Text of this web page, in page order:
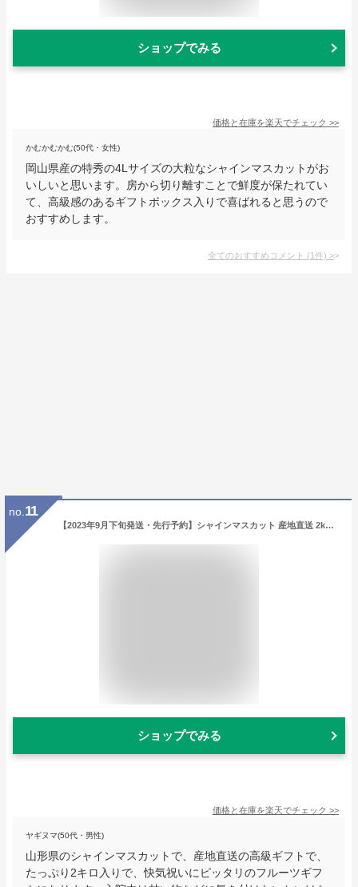
ショップでみる
価格と在庫を楽天でチェック >>
かむかむかむ(50代・女性)
岡山県産の特秀の4Lサイズの大粒なシャインマスカットがお
いしいと思います。房から切り離すことで鮮度が保たれてい
て、高級感のあるギフトボックス入りで喜ばれると思うので
おすすめします。
全てのおすすめコメント (1件) >
no. 11
【2023年9月下旬発送・先行予約】シャインマスカット 産地直送 2kg入り（約3〜5房前後） 山形県産 お徳用 大粒 訳あり 産地直送 果物 種無し 大粒 同梱不可 送料無料
ショップでみる
価格と在庫を楽天でチェック >>
ヤギヌマ(50代・男性)
山形県のシャインマスカットで、産地直送の高級ギフトで、
たっぷり2キロ入りで、快気祝いにピッタリのフルーツギフ